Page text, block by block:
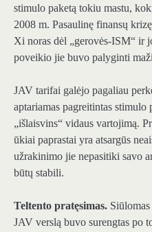
stimulo paketą tokiu mastu,
2008 m. Pasaulinę finansų
Xi noras dėl „gerovės-ISM“ ir
poveikio jie buvo palyginti
JAV tarifai galėjo pagaliau
aptariamas pagreitintas
„išlaisvins“ vidaus vartojimą.
ūkiai paprastai yra atsargūs
užrakinimo jie nepasitiki savo
būtų stabili.
Teltento pratęsimas.
JAV verslą buvo surengtas po